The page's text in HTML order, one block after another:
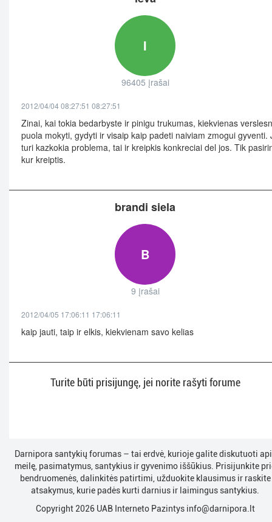
I
96405 įrašai
2012/04/04 08:27:51 08:27:51
Zinai, kai tokia bedarbyste ir pinigu trukumas, kiekvienas
puola mokyti, gydyti ir visaip kaip padeti naiviam zmogui gyventi.
turi kazkokia problema, tai ir kreipkis konkreciai del jos. Tik
kur kreiptis.
brandi siela
B
9 įrašai
2012/04/05 17:06:11 17:06:11
kaip jauti, taip ir elkis, kiekvienam savo kelias
Turite būti prisijungę, jei norite rašyti forume
Darnipora santykių forumas – tai erdvė, kurioje galite diskutuoti
meilę, pasimatymus, santykius ir gyvenimo iššūkius. Prisijunkite
bendruomenės, dalinkitės patirtimi, užduokite klausimus ir raskite
atsakymus, kurie padės kurti darnius ir laimingus santykius.
Copyright 2026 UAB Interneto Pazintys info@darnipora.lt